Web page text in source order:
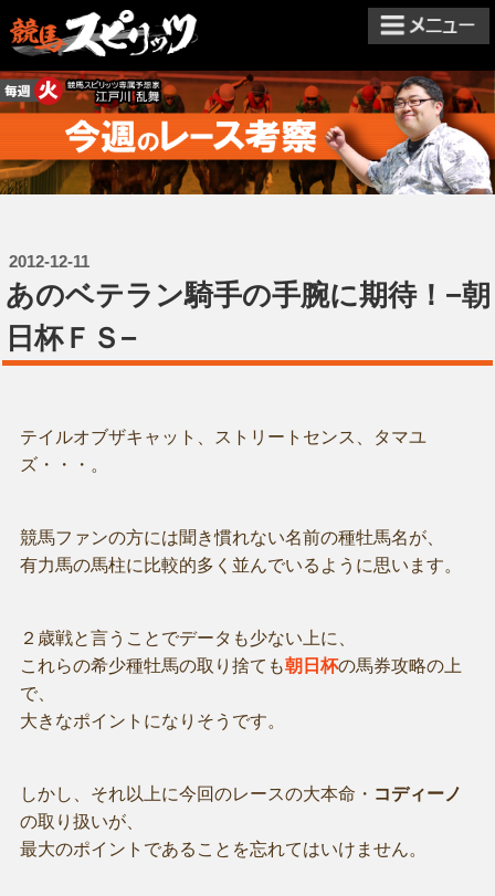
2012-12-11
あのベテラン騎手の手腕に期待！−朝
日杯ＦＳ−
テイルオブザキャット、ストリートセンス、タマユ
ズ・・・。
競馬ファンの方には聞き慣れない名前の種牡馬名が、
有力馬の馬柱に比較的多く並んでいるように思います。
２歳戦と言うことでデータも少ない上に、
これらの希少種牡馬の取り捨ても朝日杯の馬券攻略の上
で、
大きなポイントになりそうです。
しかし、それ以上に今回のレースの大本命・ コディーノ
の取り扱いが、
最大のポイントであることを忘れてはいけません。